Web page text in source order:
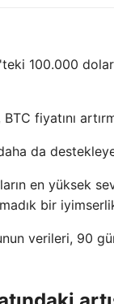
100.000
fiyatını
da
en yüksek
bir
verileri, 90